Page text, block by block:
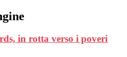
in rotta verso i poveri